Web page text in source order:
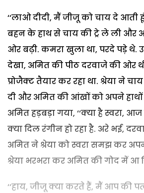
‘‘लाओ दीदी, मैं जीजू को चाय दे आती
बहन के हाथ से चाय की ट्रे ले ली
ओर बढ़ी. कमरा खुला था, परदे पड़े
देखा, अमित की पीठ दरवाजे की ओर
प्रोजैक्ट तैयार कर रहा था. श्रेया ने
दी और अमित की आंखों को अपने हाथों
अमित हड़बड़ा गया, ‘‘क्या है स्वरा, आज
क्या दिल रंगीन हो रहा है. अरे भई,
अमित ने श्रेया को स्वरा समझ कर
श्रेया भरभरा कर अमित की गोद में आ
‘‘हाय, जीजू क्या करते हैं, मैं आप की